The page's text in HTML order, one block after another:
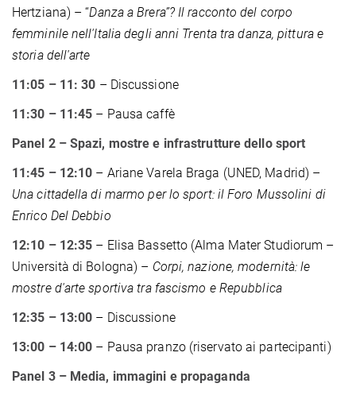
Hertziana) – “Danza a Brera”? Il racconto del corpo
femminile nell'Italia degli anni Trenta tra danza, pittura e
storia dell'arte
11:05 – 11: 30 – Discussione
11:30 – 11:45 – Pausa caffè
Panel 2 – Spazi, mostre e infrastrutture dello sport
11:45 – 12:10 – Ariane Varela Braga (UNED, Madrid) –
Una cittadella di marmo per lo sport: il Foro Mussolini di
Enrico Del Debbio
12:10 – 12:35 – Elisa Bassetto (Alma Mater Studiorum –
Università di Bologna) – Corpi, nazione, modernità: le
mostre d'arte sportiva tra fascismo e Repubblica
12:35 – 13:00 – Discussione
13:00 – 14:00 – Pausa pranzo (riservato ai partecipanti)
Panel 3 – Media, immagini e propaganda